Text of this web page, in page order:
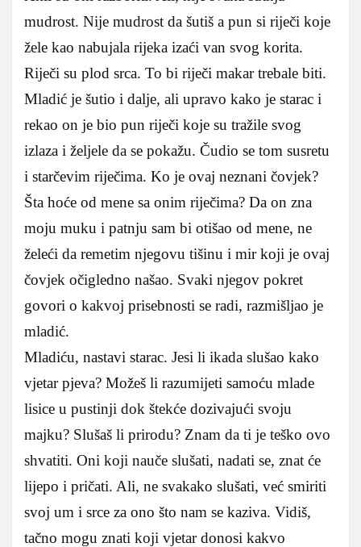
mudrost. Nije mudrost da šutiš a pun si riječi koje
žele kao nabujala rijeka izaći van svog korita.
Riječi su plod srca. To bi riječi makar trebale biti.
Mladić je šutio i dalje, ali upravo kako je starac i
rekao on je bio pun riječi koje su tražile svog
izlaza i željele da se pokažu. Čudio se tom susretu
i starčevim riječima. Ko je ovaj neznani čovjek?
Šta hoće od mene sa onim riječima? Da on zna
moju muku i patnju sam bi otišao od mene, ne
želeći da remetim njegovu tišinu i mir koji je ovaj
čovjek očigledno našao. Svaki njegov pokret
govori o kakvoj prisebnosti se radi, razmišljao je
mladić.
Mladiću, nastavi starac. Jesi li ikada slušao kako
vjetar pjeva? Možeš li razumijeti samoću mlade
lisice u pustinji dok štekće dozivajući svoju
majku? Slušaš li prirodu? Znam da ti je teško ovo
shvatiti. Oni koji nauče slušati, nadati se, znat će
lijepo i pričati. Ali, ne svakako slušati, već smiriti
svoj um i srce za ono što nam se kaziva. Vidiš,
tačno mogu znati koji vjetar donosi kakvo